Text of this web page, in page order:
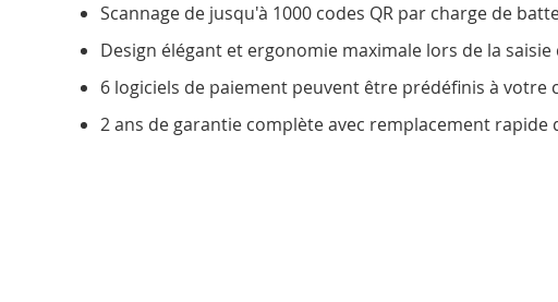
Scannage de jusqu'à 1000 codes QR par charge de
Design élégant et ergonomie maximale lors de la
6 logiciels de paiement peuvent être prédéfinis à votre
2 ans de garantie complète avec remplacement rapide